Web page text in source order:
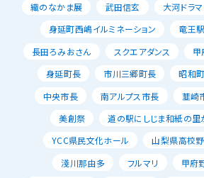
織のなかま展
武田信玄 大河ドラマ
身延町西嶋イルミネーション
竜王
長田ろみおさん
スクエアダンス 甲
身延町長
市川三郷町長 昭和
中央市長
南アルプス市長 韮崎
美創祭
道の駅にしじま和紙の里
YCC県民文化ホール
山梨県高校
淺川那由多
フルマリ
甲府